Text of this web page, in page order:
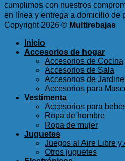
cumplimos con nuestros
en línea y entrega a domicilio de
Copyright 2026 © Multirebajas
Inicio
Accesorios de hogar
Accesorios de Cocina
Accesorios de Sala
Accesorios de
Accesorios para
Vestimenta
Accesorios para
Ropa de hombre
Ropa de mujer
Juguetes
Juegos al Aire Libre y
Otros juguetes